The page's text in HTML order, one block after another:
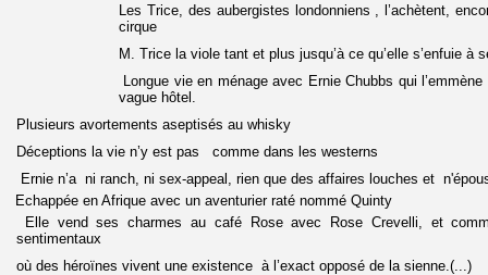
Les Trice, des aubergistes londonniens , l’achètent,
cirque
M. Trice la viole tant et plus jusqu’à ce qu’elle s’enfuie à
Longue vie en ménage avec Ernie Chubbs qui
vague hôtel.
Plusieurs avortements aseptisés au whisky
Déceptions la vie n’y est pas comme dans les westerns
Ernie n’a ni ranch, ni sex-appeal, rien que des affaires louches et
Echappée en Afrique avec un aventurier raté nommé Quinty
Elle vend ses charmes au café Rose avec Rose Crevelli, et
sentimentaux
où des héroïnes vivent une existence à l’exact opposé de la sienne.(...)